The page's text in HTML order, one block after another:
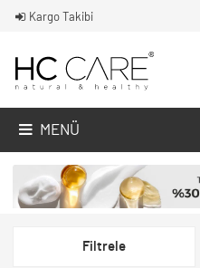
Kargo Takibi
MENÜ
Filtrele